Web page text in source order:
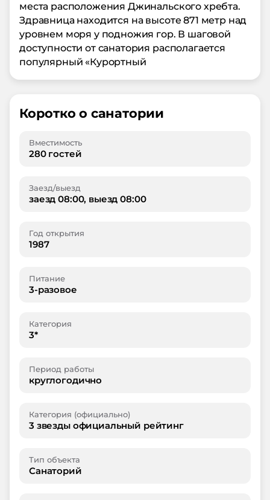
места расположения Джинальского хребта.
Здравница находится на высоте 871 метр над
уровнем моря у подножия гор. В шаговой
доступности от санатория располагается
популярный «Курортный
Коротко о санатории
Вместимость
280 гостей
Заезд/выезд
заезд 08:00, выезд 08:00
Год открытия
1987
Питание
3-разовое
Категория
3*
Период работы
круглогодично
Категория (официально)
3 звезды официальный рейтинг
Тип объекта
Санаторий